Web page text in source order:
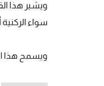
ويشير هذا
سواء
ويسمح هذا